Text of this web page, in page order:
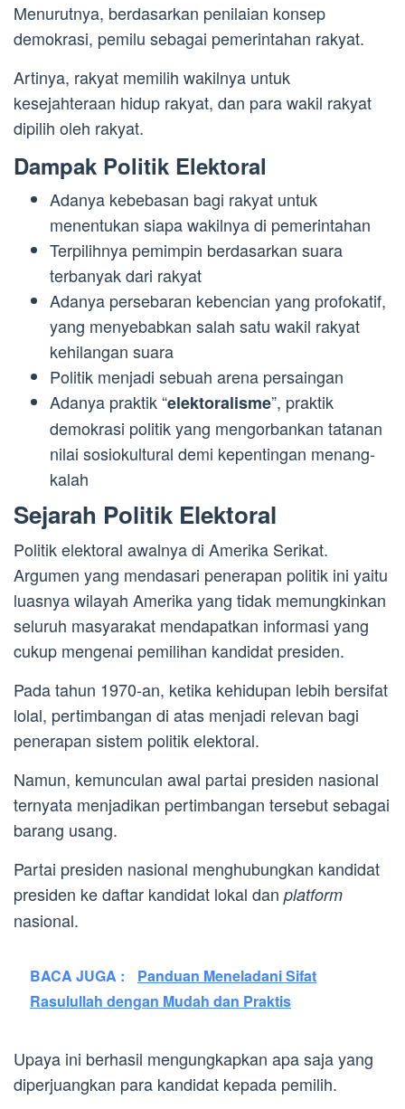
Menurutnya, berdasarkan penilaian konsep
demokrasi, pemilu sebagai pemerintahan rakyat.
Artinya, rakyat memilih wakilnya untuk
kesejahteraan hidup rakyat, dan para wakil rakyat
dipilih oleh rakyat.
Dampak Politik Elektoral
Adanya kebebasan bagi rakyat untuk
menentukan siapa wakilnya di pemerintahan
Terpilihnya pemimpin berdasarkan suara
terbanyak dari rakyat
Adanya persebaran kebencian yang profokatif,
yang menyebabkan salah satu wakil rakyat
kehilangan suara
Politik menjadi sebuah arena persaingan
Adanya praktik “elektoralisme”, praktik
demokrasi politik yang mengorbankan tatanan
nilai sosiokultural demi kepentingan menang-
kalah
Sejarah Politik Elektoral
Politik elektoral awalnya di Amerika Serikat.
Argumen yang mendasari penerapan politik ini yaitu
luasnya wilayah Amerika yang tidak memungkinkan
seluruh masyarakat mendapatkan informasi yang
cukup mengenai pemilihan kandidat presiden.
Pada tahun 1970-an, ketika kehidupan lebih bersifat
lolal, pertimbangan di atas menjadi relevan bagi
penerapan sistem politik elektoral.
Namun, kemunculan awal partai presiden nasional
ternyata menjadikan pertimbangan tersebut sebagai
barang usang.
Partai presiden nasional menghubungkan kandidat
presiden ke daftar kandidat lokal dan platform
nasional.
BACA JUGA :
Panduan Meneladani Sifat
Rasulullah dengan Mudah dan Praktis
Upaya ini berhasil mengungkapkan apa saja yang
diperjuangkan para kandidat kepada pemilih.